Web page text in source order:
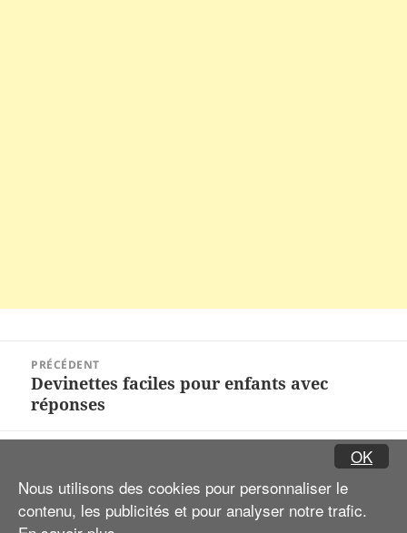
OK
Nous utilisons des cookies pour personnaliser le
contenu, les publicités et pour analyser notre trafic.
l’article
PRÉCÉDENT
Article
précédent :
Devinettes faciles pour enfants avec
réponses
suivant :
Pour-enfants.fr – Un des premier sites
pour enfants sur internet